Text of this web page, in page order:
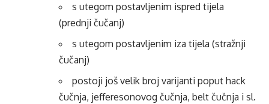
s utegom postavljenim ispred tijela
(prednji čučanj)
s utegom postavljenim iza tijela (stražnji
čučanj)
postoji još velik broj varijanti poput hack
čučnja, jefferesonovog čučnja, belt čučnja i sl.